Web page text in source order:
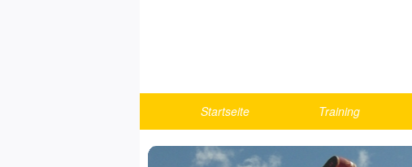
Startseite
Berichte
Training
Turnen